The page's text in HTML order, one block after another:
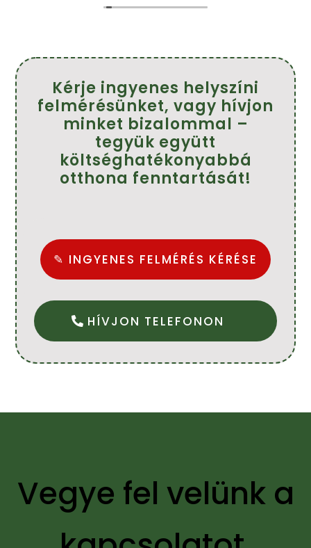
Köszönöm szépen.
Kérje ingyenes helyszíni
felmérésünket, vagy hívjon
minket bizalommal –
tegyük együtt
költséghatékonyabbá
otthona fenntartását!
✎ INGYENES FELMÉRÉS KÉRÉSE
HÍVJON TELEFONON
Vegye fel velünk a